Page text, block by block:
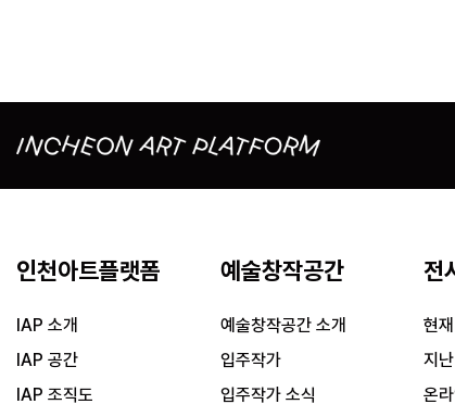
인천아트플랫폼
IAP 소개
IAP 공간
IAP 조직도
예술창작공간
예술창작공간 소개
입주작가
입주작가 소식
전
현
지
온